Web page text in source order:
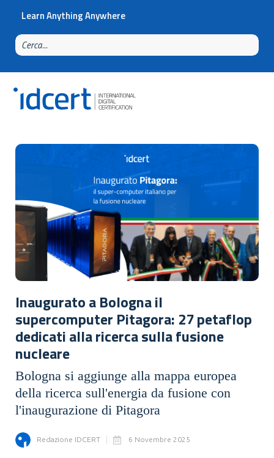
Learn Anything Anywhere
Inaugurato a Bologna il
supercomputer Pitagora: 27 petaflop
dedicati alla ricerca sulla fusione
nucleare
Bologna si aggiunge alla mappa europea
della ricerca sull'energia da fusione con
l'inaugurazione di Pitagora
Redazione IDCERT 6 Novembre 2025